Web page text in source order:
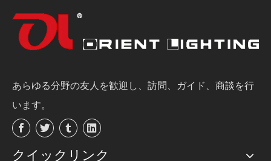
あらゆる分野の友人を歓迎し、訪問、ガイド、商談を行
います。
クイックリンク